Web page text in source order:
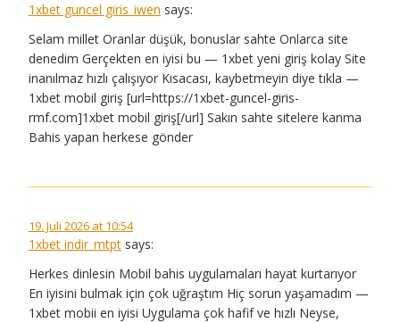
1xbet guncel giris_iwen says:
Selam millet Oranlar düşük, bonuslar sahte Onlarca site
denedim Gerçekten en iyisi bu — 1xbet yeni giriş kolay Site
inanılmaz hızlı çalışıyor Kısacası, kaybetmeyin diye tıkla —
1xbet mobil giriş [url=https://1xbet-guncel-giris-
rmf.com]1xbet mobil giriş[/url] Sakın sahte sitelere kanma
Bahis yapan herkese gönder
19. Juli 2026 at 10:54
1xbet indir_mtpt says:
Herkes dinlesin Mobil bahis uygulamaları hayat kurtarıyor
En iyisini bulmak için çok uğraştım Hiç sorun yaşamadım —
1xbet mobii en iyisi Uygulama çok hafif ve hızlı Neyse,